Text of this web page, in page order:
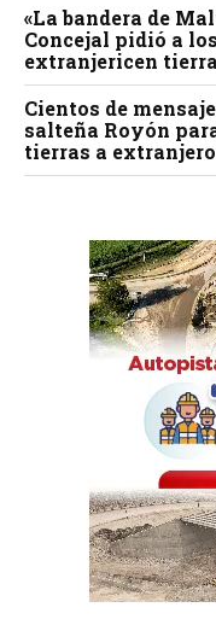
«La bandera de
Concejal pidió a
extranjericen
Cientos de
salteña Royón
tierras a